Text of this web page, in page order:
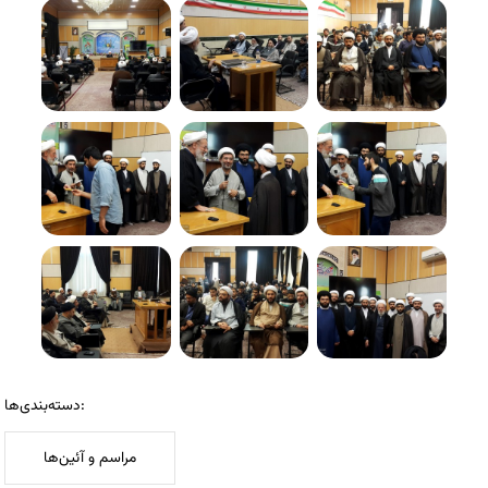
دسته‌بندی‌ها:
مراسم و آئین‌ها